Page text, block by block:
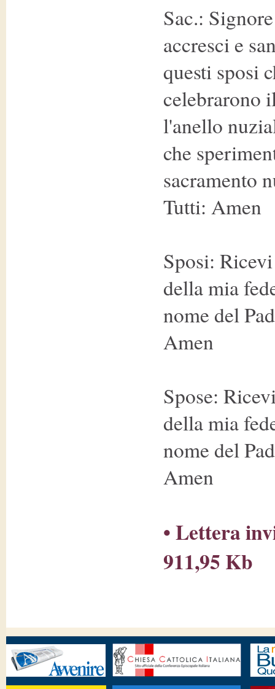
Sac.:
accresci e
questi sposi
celebrarono
l'anello
che
sacramento
Tutti: Amen
Sposi:
della mia
nome del
Amen
Spose:
della mia
nome del
Amen
• Lettera
911,95 Kb